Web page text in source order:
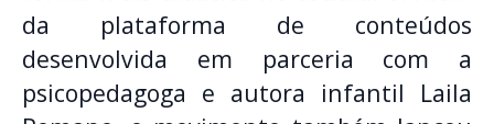
da plataforma de conteúdos
desenvolvida em parceria com a
psicopedagoga e autora infantil Laila